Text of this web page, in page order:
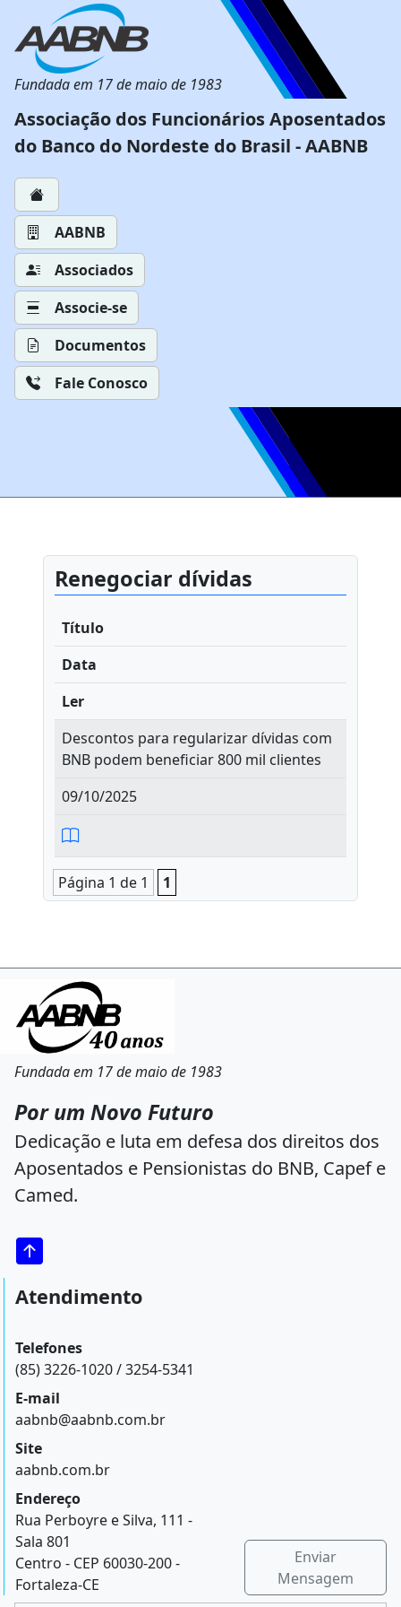
Fundada em 17 de maio de 1983
Associação dos Funcionários Aposentados
do Banco do Nordeste do Brasil - AABNB
AABNB
Associados
Associe-se
Documentos
Fale Conosco
Renegociar dívidas
Título
Data
Ler
Descontos para regularizar dívidas com
BNB podem beneficiar 800 mil clientes
09/10/2025
Página 1 de 1 1
Fundada em 17 de maio de 1983
Por um Novo Futuro
Dedicação e luta em defesa dos direitos dos
Aposentados e Pensionistas do BNB, Capef e
Camed.
Atendimento
Telefones
(85) 3226-1020 / 3254-5341
E-mail
aabnb@aabnb.com.br
Site
aabnb.com.br
Endereço
Rua Perboyre e Silva, 111 -
Sala 801
Centro - CEP 60030-200 -
Fortaleza-CE
Enviar
Mensagem